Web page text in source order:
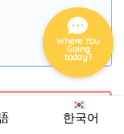
한국어
Where You
Going
today?